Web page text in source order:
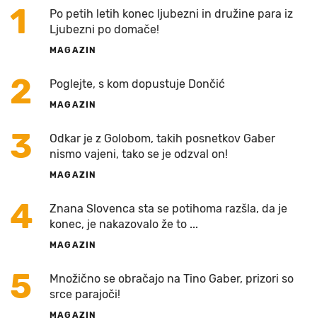
1
Po petih letih konec ljubezni in družine para iz
Ljubezni po domače!
MAGAZIN
2 Poglejte, s kom dopustuje Dončić
MAGAZIN
3
Odkar je z Golobom, takih posnetkov Gaber
nismo vajeni, tako se je odzval on!
MAGAZIN
4
Znana Slovenca sta se potihoma razšla, da je
konec, je nakazovalo že to ...
MAGAZIN
5
Množično se obračajo na Tino Gaber, prizori so
srce parajoči!
MAGAZIN